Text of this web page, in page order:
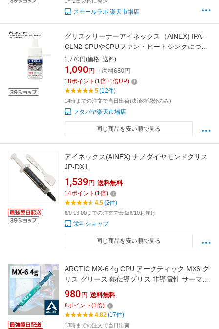
1〜2日以内に発送
スモールラボ 楽天市場店
グリスクリーナーアイネックス（AINEX) IPA-
CLN2 CPUやCPUファン・ヒートシンクについ
た古いグリスを拭き取るときに使います
1,770円(価格+送料)
1,090 円 +送料680円
18ポイント (1倍+1倍UP)
5(12件)
14時までの注文で当日出荷(決済確認分のみ)
フタバヤ楽天市場店
同じ商品を安い順で見る
アイネックス(AINEX) ナノダイヤモンドグリス
JP-DX1
1,539 円 送料無料
14ポイント (1倍)
4.5(2件)
8/9 13:00までの注文で最短8/10お届け
栄斗ショップ
同じ商品を安い順で見る
ARCTIC MX-6 4g CPU アークティック MX6 グ
リス グリース 熱伝導グリス 非導電性 サーマル
コンパウンド ペースト シリコングリス ヒート
シンク CPU 冷却グリス 冷却 冷却グリース
980 円 送料無料
8ポイント (1倍)
4.82(17件)
13時までの注文で当日出荷